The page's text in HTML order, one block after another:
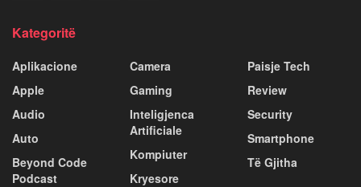
Kategoritë
Aplikacione
Apple
Audio
Auto
Beyond Code
Podcast
Camera
Gaming
Inteligjenca
Artificiale
Kompiuter
Kryesore
Paisje Tech
Review
Security
Smartphone
Të Gjitha